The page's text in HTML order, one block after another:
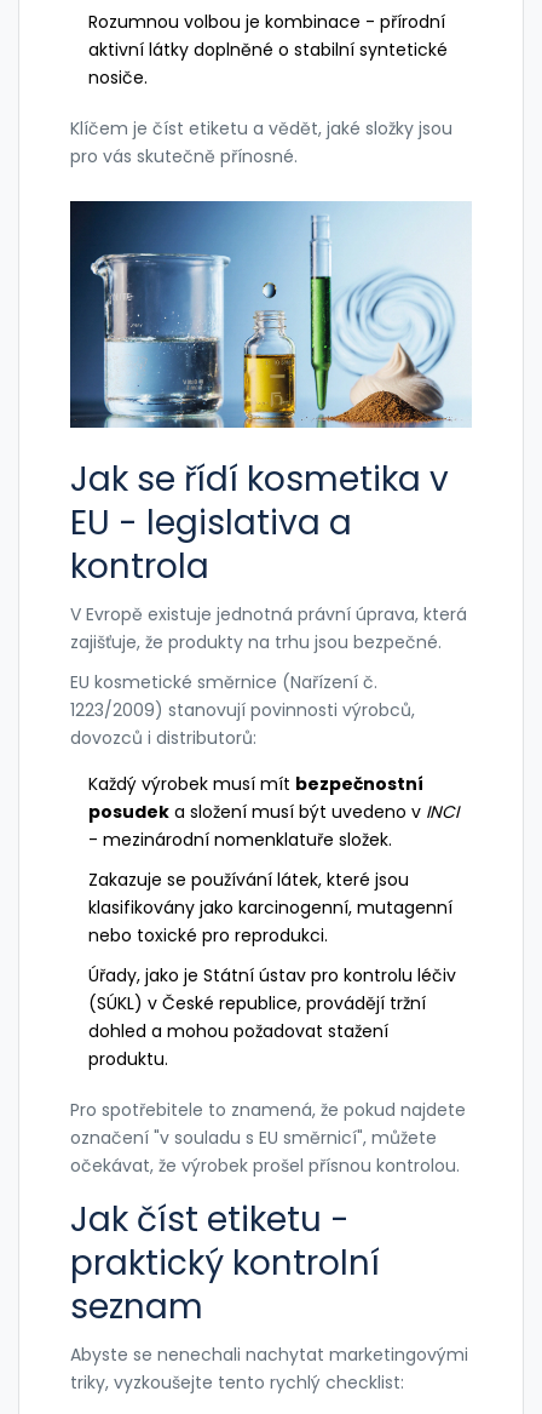
Rozumnou volbou je kombinace - přírodní
aktivní látky doplněné o stabilní syntetické
nosiče.
Klíčem je číst etiketu a vědět, jaké složky jsou
pro vás skutečně přínosné.
Jak se řídí kosmetika v
EU - legislativa a
kontrola
V Evropě existuje jednotná právní úprava, která
zajišťuje, že produkty na trhu jsou bezpečné.
EU kosmetické směrnice (Nařízení č.
1223/2009) stanovují povinnosti výrobců,
dovozců i distributorů:
Každý výrobek musí mít bezpečnostní
posudek a složení musí být uvedeno v INCI
- mezinárodní nomenklatuře složek.
Zakazuje se používání látek, které jsou
klasifikovány jako karcinogenní, mutagenní
nebo toxické pro reprodukci.
Úřady, jako je Státní ústav pro kontrolu léčiv
(SÚKL) v České republice, provádějí tržní
dohled a mohou požadovat stažení
produktu.
Pro spotřebitele to znamená, že pokud najdete
označení "v souladu s EU směrnicí", můžete
očekávat, že výrobek prošel přísnou kontrolou.
Jak číst etiketu -
praktický kontrolní
seznam
Abyste se nenechali nachytat marketingovými
triky, vyzkoušejte tento rychlý checklist: